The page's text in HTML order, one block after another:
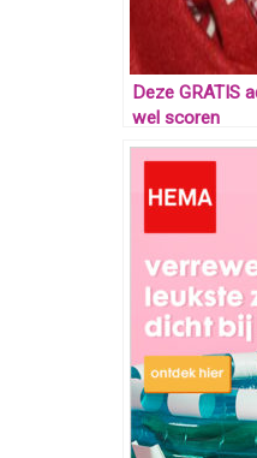
Deze GRATIS
wel scoren